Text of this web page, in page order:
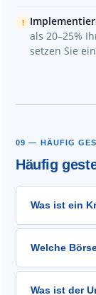
!
als 20–25%
setzen Sie
09 — HÄUFIG
Häufig
Was ist ein
Ein Krypto-
Preis
in
Welche
Die HFT
Was ist der